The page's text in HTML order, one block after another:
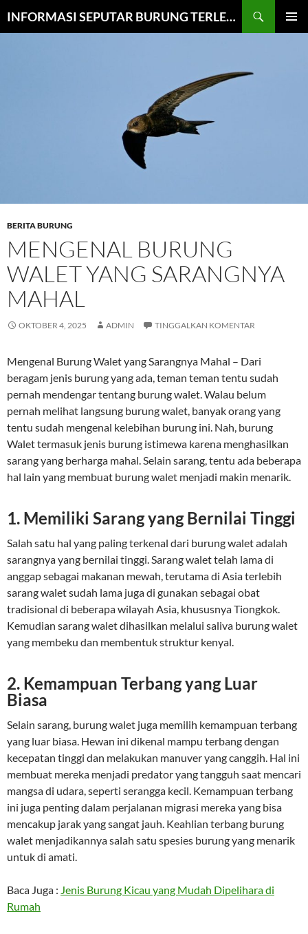
INFORMASI SEPUTAR BURUNG TERLENGKAP
BERITA BURUNG
MENGENAL BURUNG
WALET YANG SARANGNYA
MAHAL
OKTOBER 4, 2025 ADMIN TINGGALKAN KOMENTAR
Mengenal Burung Walet yang Sarangnya Mahal – Dari
beragam jenis burung yang ada, teman teman tentu sudah
pernah mendengar tentang burung walet. Walau belum
pernah melihat langsung burung walet, banyak orang yang
tentu sudah mengenal kelebihan burung ini. Nah, burung
Walet termasuk jenis burung istimewa karena menghasilkan
sarang yang berharga mahal. Selain sarang, tentu ada beberapa
hal lain yang membuat burung walet menjadi makin menarik.
1. Memiliki Sarang yang Bernilai Tinggi
Salah satu hal yang paling terkenal dari burung walet adalah
sarangnya yang bernilai tinggi. Sarang walet telah lama di
anggap sebagai makanan mewah, terutama di Asia terlebih
sarang walet sudah lama juga di gunakan sebagai obat
tradisional di beberapa wilayah Asia, khususnya Tiongkok.
Kemudian sarang walet dihasilkan melalui saliva burung walet
yang membeku dan membentuk struktur kenyal.
2. Kemampuan Terbang yang Luar
Biasa
Selain sarang, burung walet juga memilih kemampuan terbang
yang luar biasa. Hewan ini dikenal mampu terbang dengan
kecepatan tinggi dan melakukan manuver yang canggih. Hal ini
membuat mereka menjadi predator yang tangguh saat mencari
mangsa di udara, seperti serangga kecil. Kemampuan terbang
ini juga penting dalam perjalanan migrasi mereka yang bisa
mencakup jarak yang sangat jauh. Keahlian terbang burung
walet menjadikannya salah satu spesies burung yang menarik
untuk di amati.
Baca Juga : Jenis Burung Kicau yang Mudah Dipelihara di
Rumah